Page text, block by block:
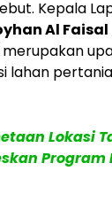
Kepala
Al Faisal
lahan
Lokasi
Program